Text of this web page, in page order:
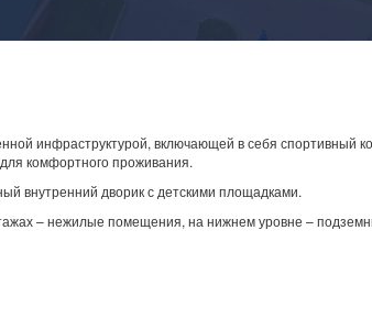
инфраструктурой, включающей в себя спортивный
комфортного проживания.
внутренний дворик с детскими площадками.
– нежилые помещения, на нижнем уровне –